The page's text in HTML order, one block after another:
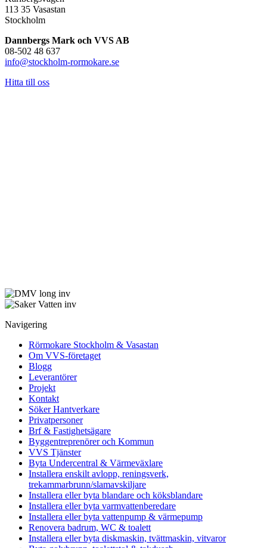
113 35 Vasastan
Stockholm
Dannbergs Mark och VVS AB
08-502 48 637
info@stockholm-rormokare.se
Hitta till oss
Navigering
Rörmokare Stockholm & Vasastan
Om VVS-företaget
Blogg
Leverantörer
Projekt
Kontakt
Söker Hantverkare
Privatpersoner
Brf & Fastighetsägare
Byggentreprenörer och Kommun
VVS Tjänster
Byta Undercentral & Värmeväxlare
Installera enskilt avlopp, reningsverk,
trekammarbrunn/slamavskiljare
Installera eller byta blandare och köksblandare
Installera eller byta varmvattenberedare
Installera eller byta vattenpump & värmepump
Renovera badrum, WC & toalett
Installera eller byta diskmaskin, tvättmaskin, vitvaror